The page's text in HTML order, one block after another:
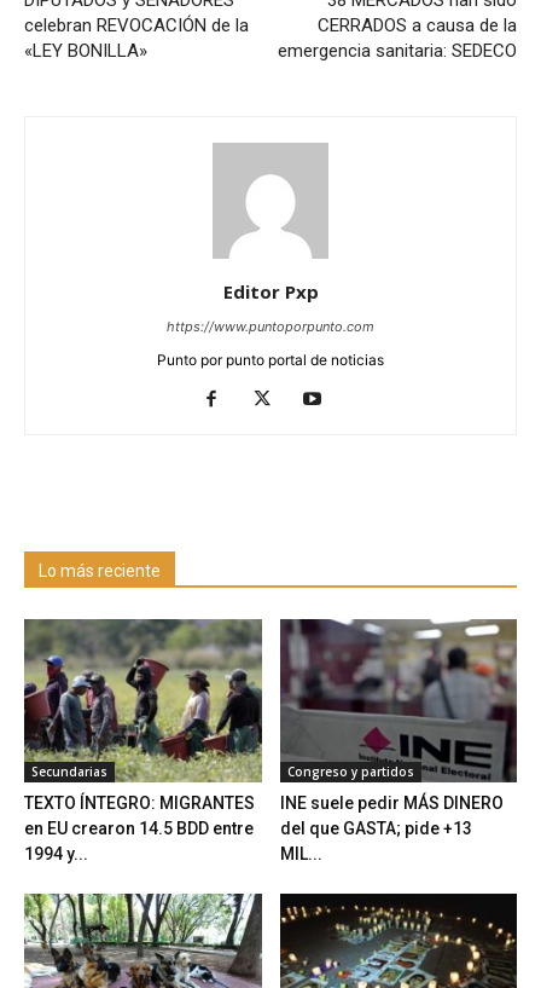
celebran REVOCACIÓN de la
«LEY BONILLA»
CERRADOS a causa de la
emergencia sanitaria: SEDECO
Editor Pxp
https://www.puntoporpunto.com
Punto por punto portal de noticias
Lo más reciente
Secundarias
TEXTO ÍNTEGRO: MIGRANTES
en EU crearon 14.5 BDD entre
1994 y...
Congreso y partidos
INE suele pedir MÁS DINERO
del que GASTA; pide +13
MIL...